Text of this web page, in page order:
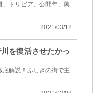
ジブリ映画『千と千尋の神隠し』を徹底解説！あらすじ、主要キャラと声優、トリビア、公開年、興行収入...
2021/03/12
を復活させたかっ
ジブリ映画『千と千尋の神隠し』に登場するキャラクター、ハクについて徹底解説！ふしぎの街で主人公・...